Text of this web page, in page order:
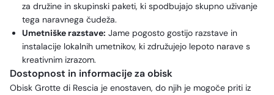
za družine in skupinski paketi, ki spodbujajo skupno uživanje
tega naravnega čudeža.
Umetniške razstave: Jame pogosto gostijo razstave in
instalacije lokalnih umetnikov, ki združujejo lepoto narave s
kreativnim izrazom.
Dostopnost in informacije za obisk
Obisk Grotte di Rescia je enostaven, do njih je mogoče priti iz